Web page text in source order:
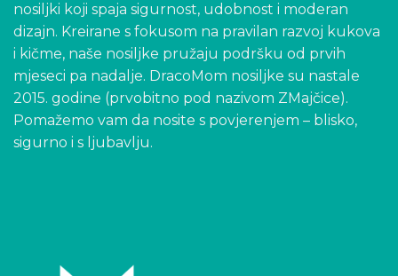
nosiljki koji spaja sigurnost, udobnost i moderan
dizajn. Kreirane s fokusom na pravilan razvoj kukova
i kičme, naše nosiljke pružaju podršku od prvih
mjeseci pa nadalje. DracoMom nosiljke su nastale
2015. godine (prvobitno pod nazivom ZMajčice).
Pomažemo vam da nosite s povjerenjem – blisko,
sigurno i s ljubavlju.